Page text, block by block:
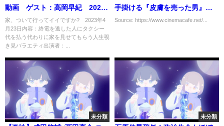
動画 ゲスト：高岡早紀 2023
年4月23日
家、ついて行ってイイですか? 2023年4
月23日内容：終電を逃した人にタクシー
代を払う代わりに家を見せてもらう人生覗
き見バラエティ出演者：...
手掛ける『皮膚を売った男』に
「とても勇気づけられた」
Source: https://www.cinemacafe.net/...
未分類 未分類